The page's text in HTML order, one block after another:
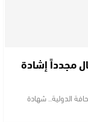
تنال مجدداً إشادة
الصحافة الدولية.. شهادة